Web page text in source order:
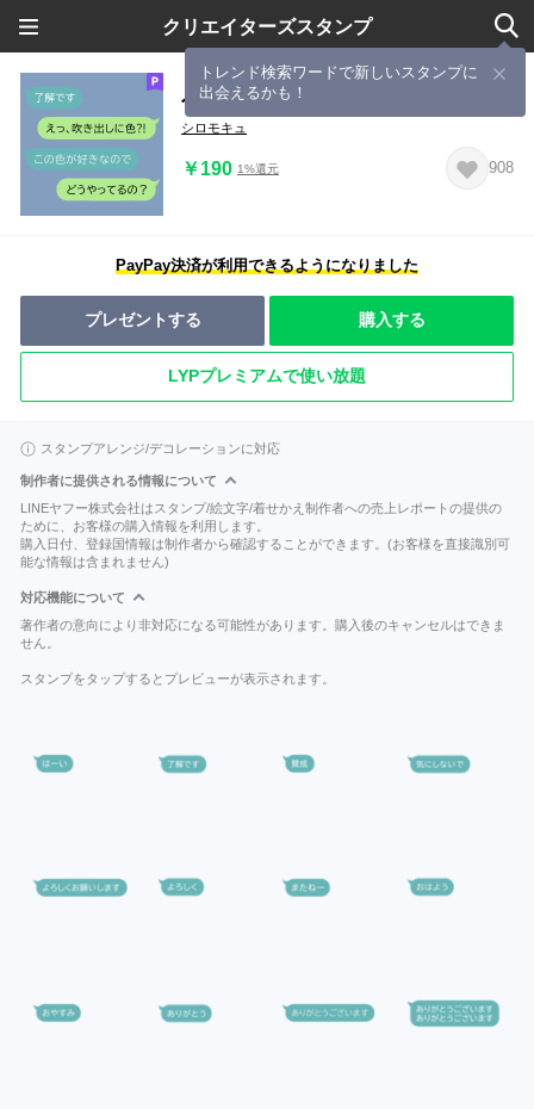
クリエイターズスタンプ
トレンド検索ワードで新しいスタンプに
出会えるかも！
色付きの吹き出し(アクアマリン)
シロモキュ
￥190 1%還元 908
PayPay決済が利用できるようになりました
プレゼントする 購入する
LYPプレミアムで使い放題
スタンプアレンジ/デコレーションに対応
制作者に提供される情報について
LINEヤフー株式会社はスタンプ/絵文字/着せかえ制作者への売上レポートの提供の
ために、お客様の購入情報を利用します。
購入日付、登録国情報は制作者から確認することができます。(お客様を直接識別可
能な情報は含まれません)
対応機能について
著作者の意向により非対応になる可能性があります。購入後のキャンセルはできま
せん。
スタンプをタップするとプレビューが表示されます。